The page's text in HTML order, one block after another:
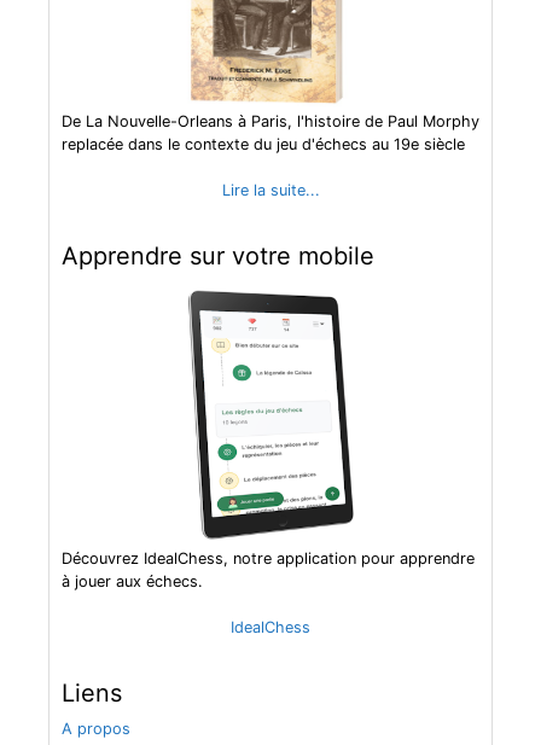
De La Nouvelle-Orleans à Paris, l'histoire de Paul Morphy
replacée dans le contexte du jeu d'échecs au 19e siècle
Lire la suite...
Apprendre sur votre mobile
Découvrez IdealChess, notre application pour apprendre
à jouer aux échecs.
IdealChess
Liens
A propos